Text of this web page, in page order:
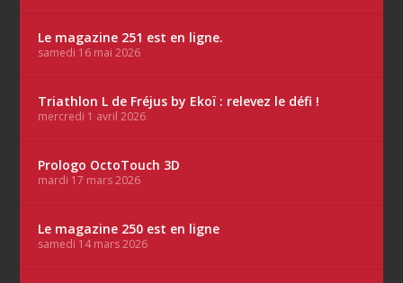
Le magazine 251 est en ligne.
samedi 16 mai 2026
Triathlon L de Fréjus by Ekoï : relevez le défi !
mercredi 1 avril 2026
Prologo OctoTouch 3D
mardi 17 mars 2026
Le magazine 250 est en ligne
samedi 14 mars 2026